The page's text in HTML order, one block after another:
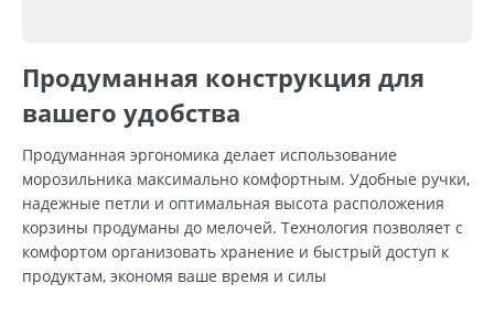
Продуманная конструкция для
вашего удобства
Продуманная эргономика делает использование
морозильника максимально комфортным. Удобные ручки,
надежные петли и оптимальная высота расположения
корзины продуманы до мелочей. Технология позволяет с
комфортом организовать хранение и быстрый доступ к
продуктам, экономя ваше время и силы